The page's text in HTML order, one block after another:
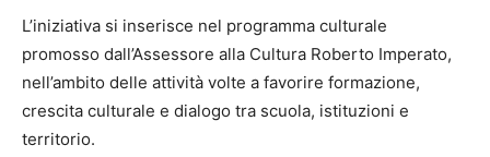
L’iniziativa si inserisce nel programma culturale
promosso dall’Assessore alla Cultura Roberto Imperato,
nell’ambito delle attività volte a favorire formazione,
crescita culturale e dialogo tra scuola, istituzioni e
territorio.